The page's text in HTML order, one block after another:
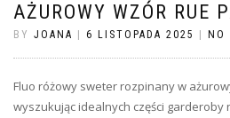
AŻUROWY WZÓR RUE
BY JOANA 6 LISTOPADA 2025 NO
Fluo różowy sweter rozpinany w
wyszukując idealnych części garderoby